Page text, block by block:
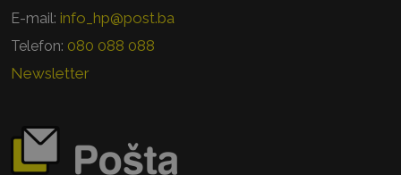
E-mail: info_hp@post.ba
Telefon: 080 088 088
Newsletter